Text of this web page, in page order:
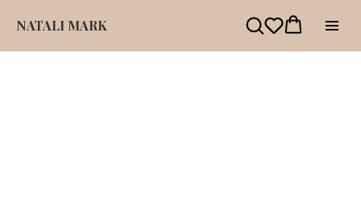
NATALI MARK